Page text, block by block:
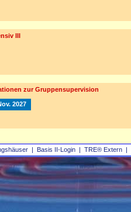
| Basis II‑Login | TRE® Extern |
III
zur Gruppensupervision
2027